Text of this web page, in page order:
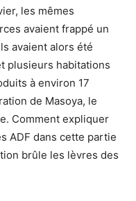
les mêmes
avaient frappé un
avaient alors été
plusieurs habitations
à environ 17
de Masoya, le
Comment expliquer
ADF dans cette partie
brûle les lèvres des